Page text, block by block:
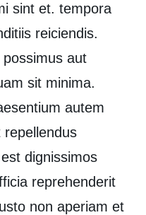
sint et. tempora
reiciendis.
aut
sit minima.
autem
dignissimos
reprehenderit
non aperiam et